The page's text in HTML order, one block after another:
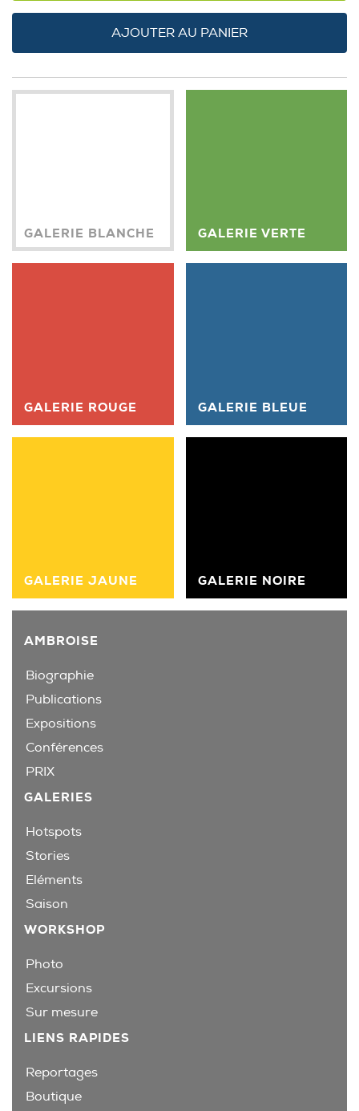
AJOUTER AU PANIER
GALERIE BLANCHE GALERIE VERTE
GALERIE ROUGE GALERIE BLEUE
GALERIE JAUNE GALERIE NOIRE
AMBROISE
Biographie
Publications
Expositions
Conférences
PRIX
GALERIES
Hotspots
Stories
Eléments
Saison
WORKSHOP
Photo
Excursions
Sur mesure
LIENS RAPIDES
Reportages
Boutique